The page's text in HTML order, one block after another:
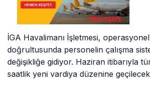
İGA Havalimanı İşletmesi,
doğrultusunda personelin çalışma
değişikliğe gidiyor. Haziran itibarıyla
saatlik yeni vardiya düzenine